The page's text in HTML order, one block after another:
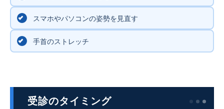
スマホやパソコンの姿勢を見直す
手首のストレッチ
受診のタイミング